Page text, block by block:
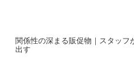
です
とこ
関係性の深まる販促物｜スタッフ
出す